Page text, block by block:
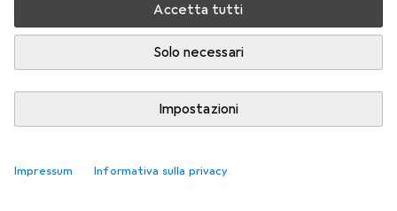
Accetta tutti
Solo necessari
Impostazioni
Impressum Informativa sulla privacy